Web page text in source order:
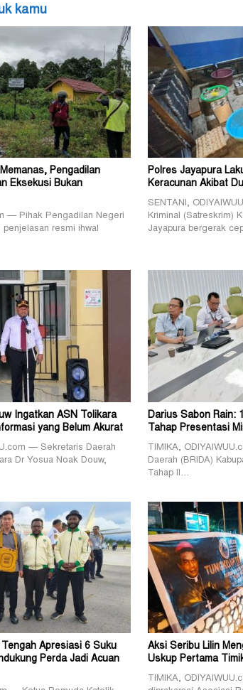
kamu
Pengadilan
Eksekusi Bukan
— Pihak Pengadilan Negeri
resmi ihwal
Polres Jayapura
Keracunan Akibat
SENTANI,
Kriminal (Satreskrim)
Jayapura bergerak
Ingatkan ASN Tolikara
yang Belum Akurat
— Sekretaris Daerah
Dr Yosua Noak Douw,
Darius Sabon Rain:
Tahap Presentasi
TIMIKA,
Daerah (BRIDA)
Tahap II…
Apresiasi 6 Suku
Perda Jadi Acuan
Aksi Seribu Lilin
Uskup Pertama
TIMIKA,